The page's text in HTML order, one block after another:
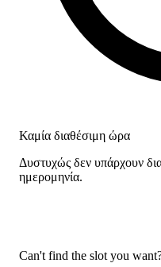
Καμία διαθέσιμη ώρα
Δυστυχώς δεν υπάρχουν
ημερομηνία.
Can't find the slot you